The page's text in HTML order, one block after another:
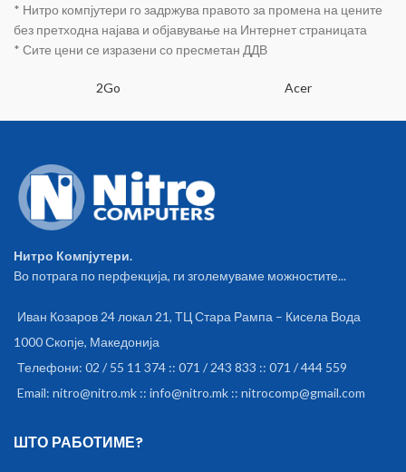
Преку AUX 3,5мм звучен
приклучок можете да ги
поврзете и жичано на уредот.
слушалките. Hands-free
телефон. Читање на
* Нитро компјутери го задржува правото за промена на цените
без претходна најава и објавување на Интернет страницата
* Сите цени се изразени со пресметан ДДВ
2Go Acer
Нитро Компјутери.
Во потрага по перфекција, ги зголемуваме можностите...
Иван Козаров 24 локал 21, ТЦ Стара Рампа – Кисела Вода
1000 Скопје, Македонија
Телефони: 02 / 55 11 374 :: 071 / 243 833 :: 071 / 444 559
Email: nitro@nitro.mk :: info@nitro.mk :: nitrocomp@gmail.com
ШТО РАБОТИМЕ?